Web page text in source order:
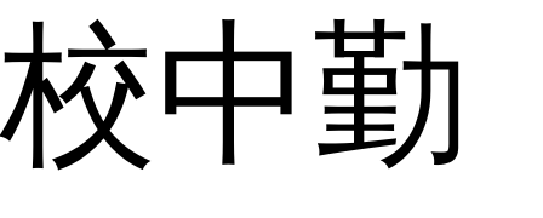
校中勤